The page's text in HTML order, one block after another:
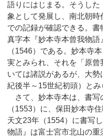
語りにはじまる。そうし
象として発展し、南北朝
での記録が確認できる。書
真字本『妙本寺本曾我物
（1546）である。妙本寺
実とみられ、それを「原
いては諸説があるが、大
紀後半～15世紀初頭）とみ
さて、妙本寺本は、書写
（1553）に、保田妙本寺
天文23年（1554）に書写
物語』は富士宮市北山の